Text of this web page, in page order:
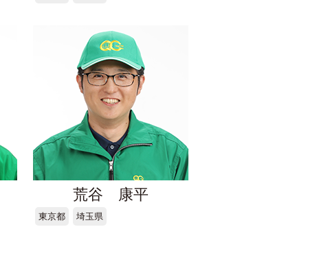
荒谷 康平
東京都 埼玉県